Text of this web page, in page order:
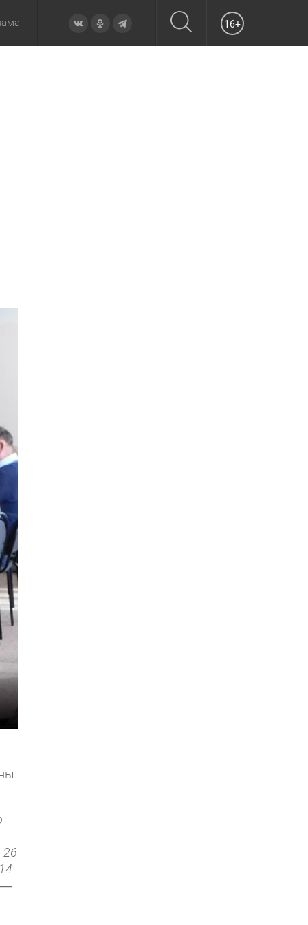
16+
26
—